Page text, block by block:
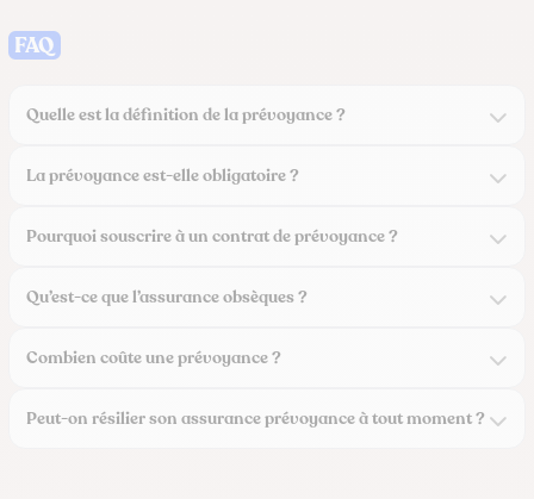
FAQ
Quelle est la définition de la prévoyance ?
La prévoyance est-elle obligatoire ?
Pourquoi souscrire à un contrat de prévoyance ?
Qu’est-ce que l’assurance obsèques ?
Combien coûte une prévoyance ?
Peut-on résilier son assurance prévoyance à tout moment ?